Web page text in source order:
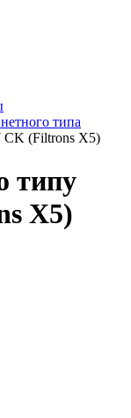
типа
CK (Filtrons X5)
типу
X5)